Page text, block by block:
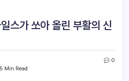
스가 쏘아 올린 부활의 신
5 Min Read
0